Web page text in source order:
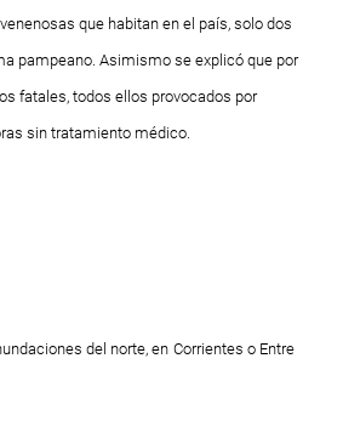
que habitan en el país, solo dos
pampeano. Asimismo se explicó que por
fatales, todos ellos provocados por
sin tratamiento médico.
del norte, en Corrientes o Entre